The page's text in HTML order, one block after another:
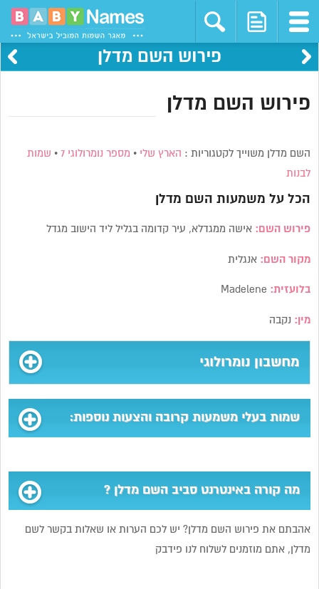
פירוש השם מדלן
פירוש השם מדלן
השם מדלן משוייך לקטגוריות : הארץ שלי • מספר נומרולוגי 7 • שמות
לבנות
הכל על משמעות השם מדלן
פירוש השם: אישה ממגדלא, עיר קדומה בגליל ליד הישוב מגדל
מקור השם: אנגלית
בלועזית:
מין: נקבה
מחשבון נומרולוגי
שמות בעלי משמעות קרובה והצעות נוספות:
מה קורה באינטרנט סביב השם מדלן ?
אהבתם את פירוש השם מדלן? יש לכם הערות או שאלות בקשר לשם
מדלן, אתם מוזמנים לשלוח לנו פידבק